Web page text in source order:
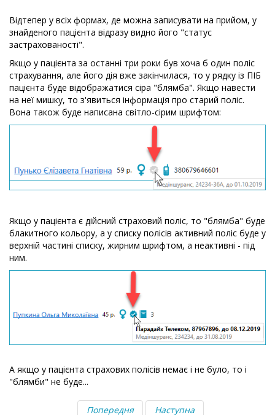
Відтепер у всіх формах, де можна записувати на прийом, у
знайденого пацієнта відразу видно його "статус
застрахованості".
Якщо у пацієнта за останні три роки був хоча б один поліс
страхування, але його дія вже закінчилася, то у рядку із ПІБ
пацієнта буде відображатися сіра "блямба". Якщо навести
на неї мишку, то з'явиться інформація про старий поліс.
Вона також буде написана світло-сірим шрифтом:
Якщо у пацієнта є дійсний страховий поліс, то "блямба" буде
блакитного кольору, а у списку полісів активний поліс буде у
верхній частині списку, жирним шрифтом, а неактивні - під
ним.
А якщо у пацієнта страхових полісів немає і не було, то і
"блямби" не буде...
Попередня Наступна